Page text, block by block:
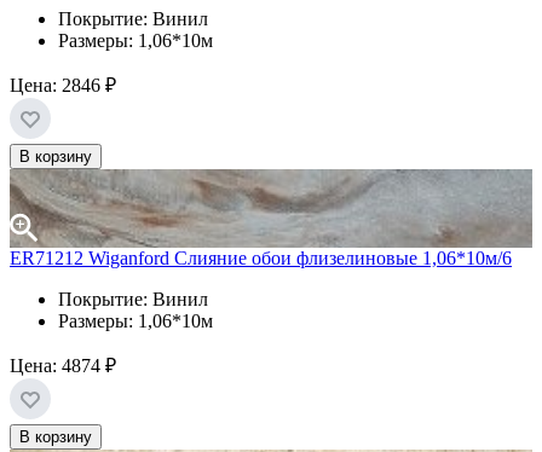
Покрытие: Винил
Размеры: 1,06*10м
Цена: 2846 ₽
В корзину
ER71212 Wiganford Слияние обои флизелиновые 1,06*10м/6
Покрытие: Винил
Размеры: 1,06*10м
Цена: 4874 ₽
В корзину